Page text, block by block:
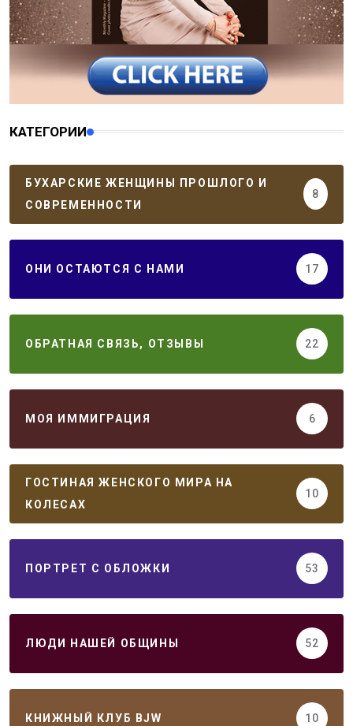
КАТЕГОРИИ
БУХАРСКИЕ ЖЕНЩИНЫ ПРОШЛОГО И
СОВРЕМЕННОСТИ
8
ОНИ ОСТАЮТСЯ С НАМИ 17
ОБРАТНАЯ СВЯЗЬ, ОТЗЫВЫ 22
МОЯ ИММИГРАЦИЯ 6
ГОСТИНАЯ ЖЕНСКОГО МИРА НА
КОЛЕСАХ
10
ПОРТРЕТ С ОБЛОЖКИ 53
ЛЮДИ НАШЕЙ ОБЩИНЫ 52
КНИЖНЫЙ КЛУБ BJW 10